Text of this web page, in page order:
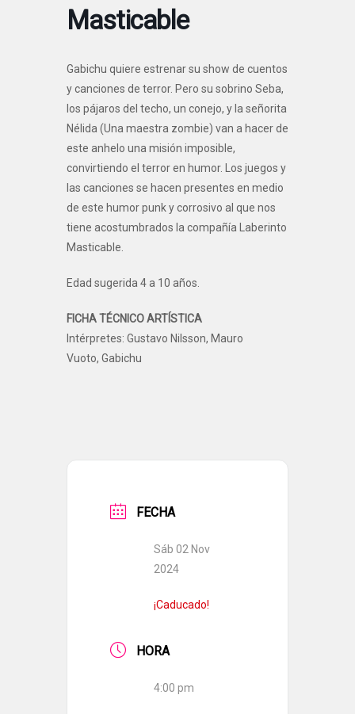
Masticable
Gabichu quiere estrenar su show de cuentos
y canciones de terror. Pero su sobrino Seba,
los pájaros del techo, un conejo, y la señorita
Nélida (Una maestra zombie) van a hacer de
este anhelo una misión imposible,
convirtiendo el terror en humor. Los juegos y
las canciones se hacen presentes en medio
de este humor punk y corrosivo al que nos
tiene acostumbrados la compañía Laberinto
Masticable.
Edad sugerida 4 a 10 años.
FICHA TÉCNICO ARTÍSTICA
Intérpretes: Gustavo Nilsson, Mauro
Vuoto, Gabichu
FECHA
Sáb 02 Nov
2024
¡Caducado!
HORA
4:00 pm